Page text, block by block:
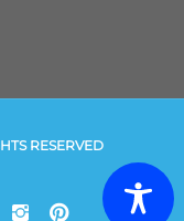
RESERVED
InstgramPinterest